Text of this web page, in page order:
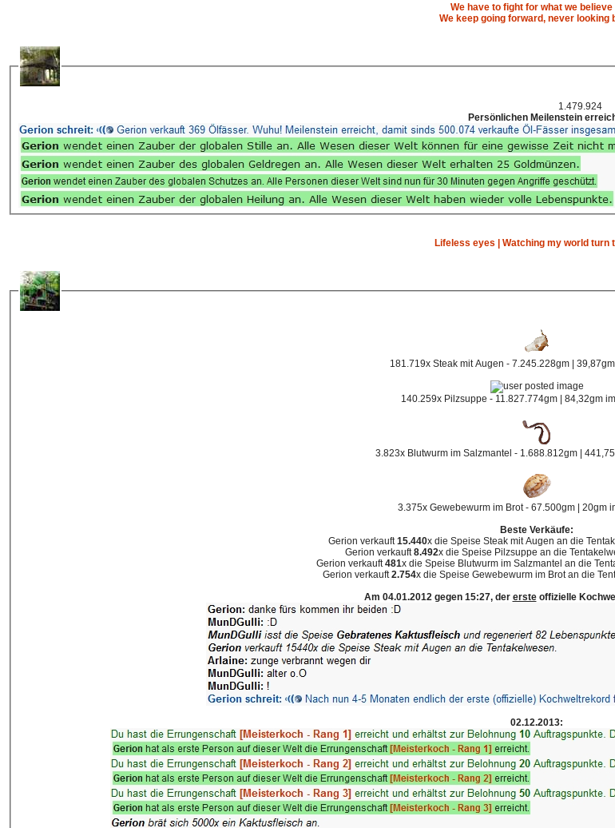
We have to fight for what we believe
We keep going forward, never looking
1.479.924
Persönlichen Meilenstein
Lifeless eyes | Watching my world turn
181.719x Steak mit Augen - 7.245.228gm |
140.259x Pilzsuppe - 11.827.774gm | 84,32gm
3.823x Blutwurm im Salzmantel - 1.688.812gm |
3.375x Gewebewurm im Brot - 67.500gm | 20gm
Beste Verkäufe:
Gerion verkauft15.440x die Speise Steak mit Augen an die
Gerion verkauft8.492x die Speise Pilzsuppe an die
Gerion verkauft481x die Speise Blutwurm im Salzmantel an die
Gerion verkauft2.754x die Speise Gewebewurm im Brot an die
Am 04.01.2012 gegen 15:27, der ersteoffizielle
02.12.2013: